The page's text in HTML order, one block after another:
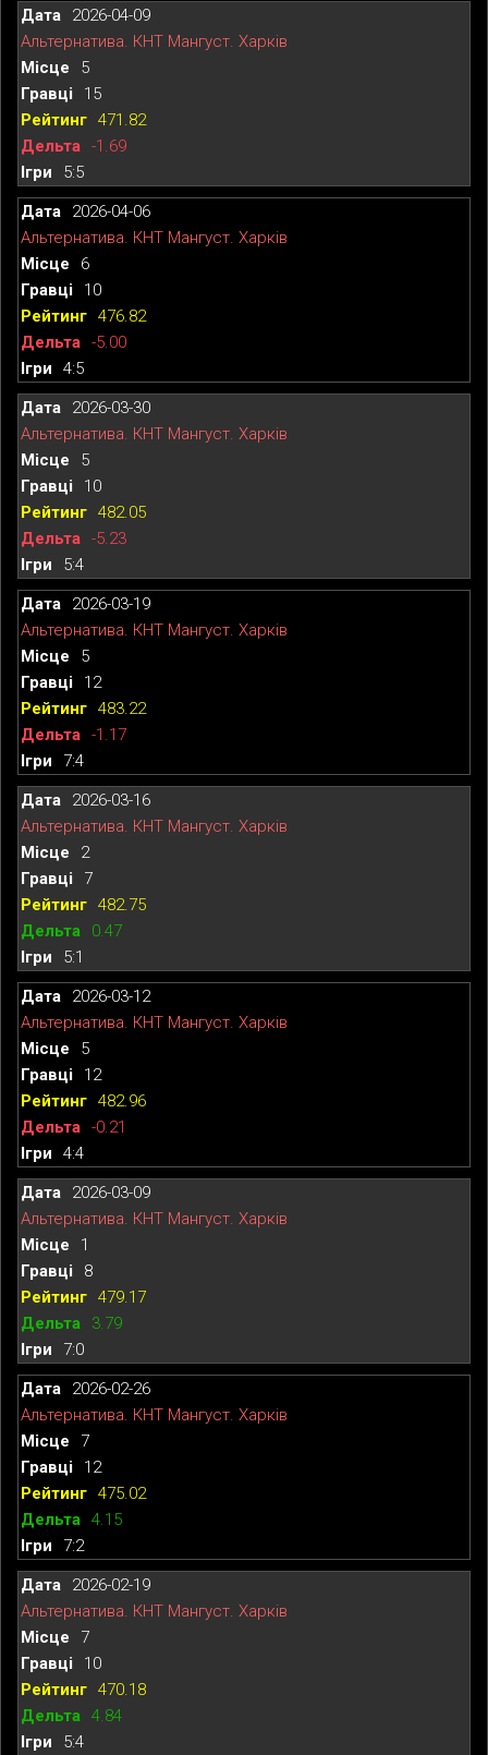
2026-04-09
Альтернатива. КНТ Мангуст. Харків
5
15
471.82
-1.69
5:5
2026-04-06
Альтернатива. КНТ Мангуст. Харків
6
10
476.82
-5.00
4:5
2026-03-30
Альтернатива. КНТ Мангуст. Харків
5
10
482.05
-5.23
5:4
2026-03-19
Альтернатива. КНТ Мангуст. Харків
5
12
483.22
-1.17
7:4
2026-03-16
Альтернатива. КНТ Мангуст. Харків
2
7
482.75
0.47
5:1
2026-03-12
Альтернатива. КНТ Мангуст. Харків
5
12
482.96
-0.21
4:4
2026-03-09
Альтернатива. КНТ Мангуст. Харків
1
8
479.17
3.79
7:0
2026-02-26
Альтернатива. КНТ Мангуст. Харків
7
12
475.02
4.15
7:2
2026-02-19
Альтернатива. КНТ Мангуст. Харків
7
10
470.18
4.84
5:4